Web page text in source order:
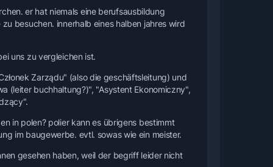
er hat niemals eine berufsausbildung
besuchen. innerhalb eines halben jahres wird
uns zu vergleichen ist.
Zarządu" (also die geschäftsleitung) und
(leiter buchhaltung?)", "Asystent Ekonomiczny",
in polen? polier kann es übrigens bestimmt
im baugewerbe. evtl. sowas wie ein meister.
gesehen haben, weil der begriff leider nicht